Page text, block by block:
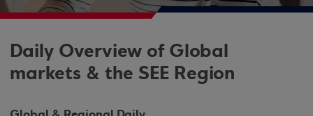
Daily Overview of Global
markets & the SEE Region